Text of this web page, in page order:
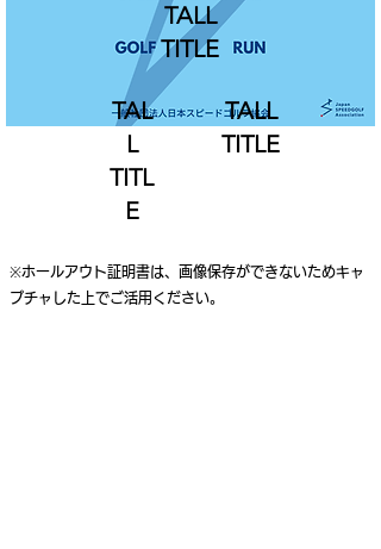
TALL
TITLE
TALL
TITLE
TAL
L
TITL
E
※ホールアウト証明書は、画像保存ができないためキャ
プチャした上でご活用ください。